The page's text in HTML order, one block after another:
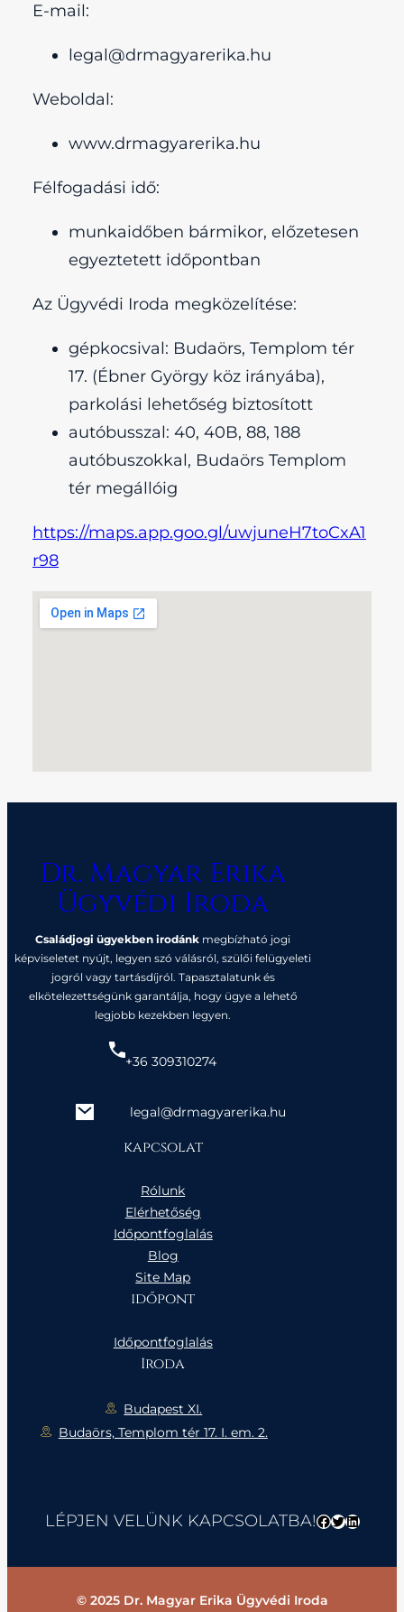
E-mail:
legal@drmagyarerika.hu
Weboldal:
www.drmagyarerika.hu
Félfogadási idő:
munkaidőben bármikor, előzetesen
egyeztetett időpontban
Az Ügyvédi Iroda megközelítése:
gépkocsival: Budaörs, Templom tér
17. (Ébner György köz irányába),
parkolási lehetőség biztosított
autóbusszal: 40, 40B, 88, 188
autóbuszokkal, Budaörs Templom
tér megállóig
https://maps.app.goo.gl/uwjuneH7toCxA1
r98
Dr. Magyar Erika
Ügyvédi Iroda
Családjogi ügyekben irodánk megbízható jogi
képviseletet nyújt, legyen szó válásról, szülői felügyeleti
jogról vagy tartásdíjról. Tapasztalatunk és
elkötelezettségünk garantálja, hogy ügye a lehető
legjobb kezekben legyen.
+36 309310274
legal@drmagyarerika.hu
kapcsolat
Rólunk
Elérhetőség
Időpontfoglalás
Blog
Site Map
időpont
Időpontfoglalás
Iroda
Budapest XI.
Budaörs, Templom tér 17. I. em. 2.
LÉPJEN VELÜNK KAPCSOLATBA!Facebook
Twitter
© 2025 Dr. Magyar Erika Ügyvédi Iroda